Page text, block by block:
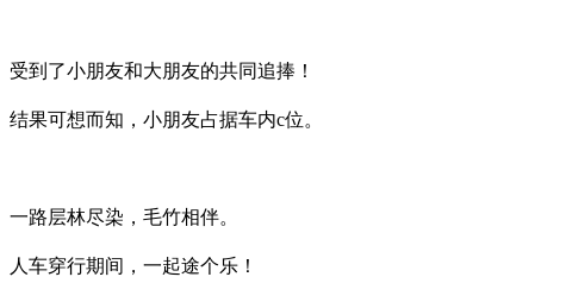
受到了小朋友和大朋友的共同追捧！
结果可想而知，小朋友占据车内c位。
一路层林尽染，毛竹相伴。
人车穿行期间，一起途个乐！